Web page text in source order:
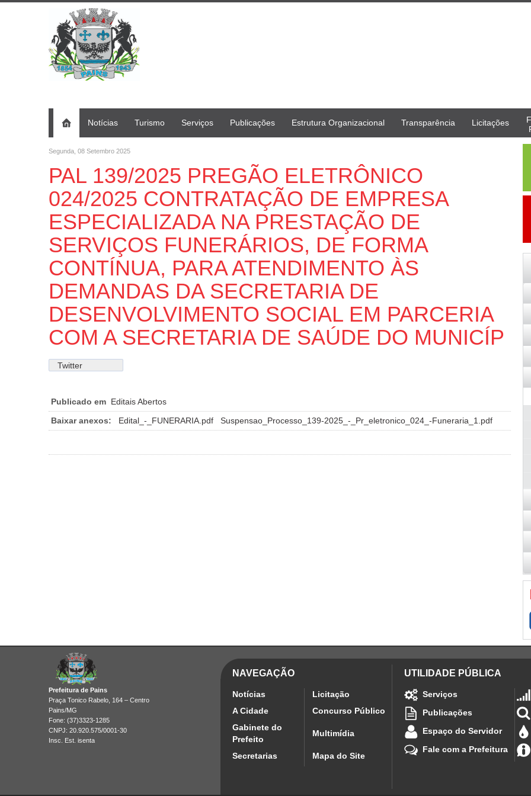
Notícias Turismo Serviços Publicações Estrutura Organizacional Transparência Licitações
Segunda, 08 Setembro 2025
PAL 139/2025 PREGÃO ELETRÔNICO
024/2025 CONTRATAÇÃO DE EMPRESA
ESPECIALIZADA NA PRESTAÇÃO DE
SERVIÇOS FUNERÁRIOS, DE FORMA
CONTÍNUA, PARA ATENDIMENTO ÀS
DEMANDAS DA SECRETARIA DE
DESENVOLVIMENTO SOCIAL EM PARCERIA
COM A SECRETARIA DE SAÚDE DO MUNICÍP
Twitter
Publicado em Editais Abertos
Baixar anexos:
Edital_-_FUNERARIA.pdf Suspensao_Processo_139-2025_-_Pr_eletronico_024_-Funeraria_1.pdf
Prefeitura de Pains
Praça Tonico Rabelo, 164 – Centro
Pains/MG
Fone: (37)3323-1285
CNPJ: 20.920.575/0001-30
Insc. Est. isenta
NAVEGAÇÃO
Notícias
Licitação
A Cidade
Concurso Público
Gabinete do
Prefeito
Multimídia
Secretarias Mapa do Site
UTILIDADE PÚBLICA
Serviços
Publicações
Espaço do Servidor
Fale com a Prefeitura